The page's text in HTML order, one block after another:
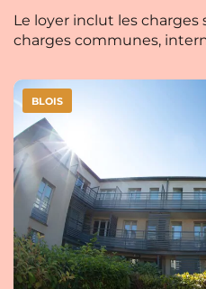
Le loyer inclut les charges
charges communes,
BLOIS